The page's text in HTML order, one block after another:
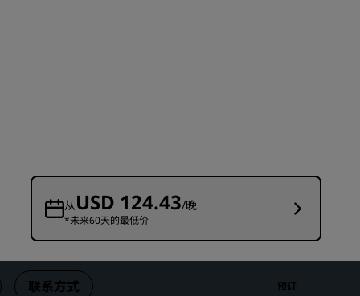
访问我们的博客
丽赏会
了解丽赏会
从USD 124.43/晚
*未来60天的最低价
联系方式 预订